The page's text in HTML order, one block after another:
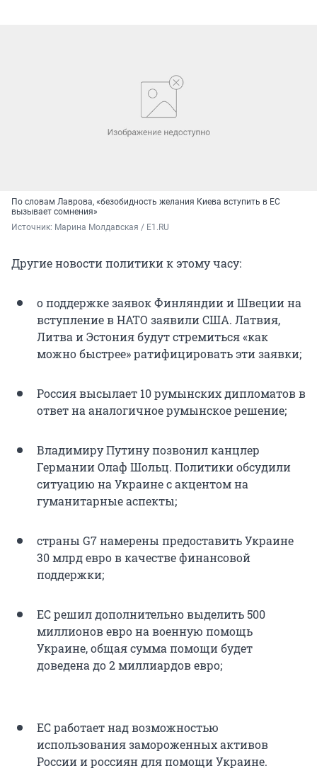
По словам Лаврова, «безобидность желания Киева вступить в ЕС
вызывает сомнения»
Источник: Марина Молдавская / E1.RU
Другие новости политики к этому часу:
о поддержке заявок Финляндии и Швеции на
вступление в НАТО заявили США. Латвия,
Литва и Эстония будут стремиться «как
можно быстрее» ратифицировать эти заявки;
Россия высылает 10 румынских дипломатов в
ответ на аналогичное румынское решение;
Владимиру Путину позвонил канцлер
Германии Олаф Шольц. Политики обсудили
ситуацию на Украине с акцентом на
гуманитарные аспекты;
страны G7 намерены предоставить Украине
30 млрд евро в качестве финансовой
поддержки;
ЕС решил дополнительно выделить 500
миллионов евро на военную помощь
Украине, общая сумма помощи будет
доведена до 2 миллиардов евро;
ЕС работает над возможностью
использования замороженных активов
России и россиян для помощи Украине.